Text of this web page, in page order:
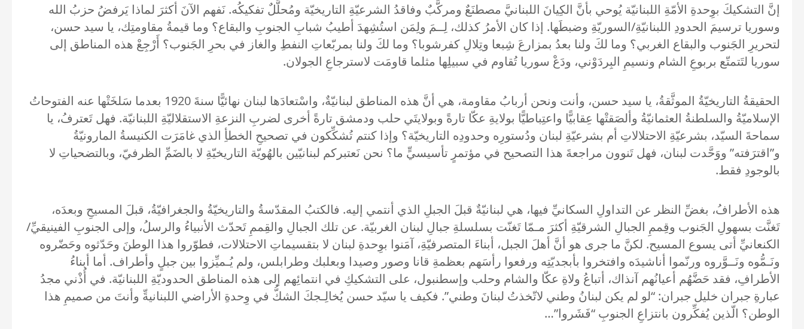
إنَّ التشكيكَ بوِحدةِ الأمّةِ اللبنانيّة يُوحي بأنَّ الكِيانَ اللبنانيَّ مصطنَعٌ ومركَّبٌ وفاقدُ الشرعيّةِ التاريخيّة ومُحلَّلٌ تفكيكُه. نَفهم الآنَ أكثرَ لماذا يَرفضُ حزبُ الله
وسوريا ترسيمَ الحدودِ اللبنانيّةِ/السوريّةِ وضبطَها. إذا كان الأمرُ كذلك، لِــمَ ولِمَن استُشِهدَ أطيبُ شبابِ الجنوبِ والبقاع؟ وما قيمةُ مقاومتِك، يا سيد حسن،
لتحريرِ الجَنوب والبقاع الغربي؟ وما لكَ ولنا بعدُ بمزارعَ شِبعا وتِلالِ كفرشوبا؟ وما لكَ ولنا بمربّعاتِ النفطِ والغاز في بحرِ الجَنوب؟ أَرْجِعْ هذه المناطق إلى
سوريا لتَتمتّع بربوعِ الشام ونسيمِ البِردَوْني، ودَعْ سوريا تُقاوم في سبيلِها مثلما قاومَت لاسترجاعِ الجولان.
الحقيقةُ التاريخيّةُ الموثَّقةُ، يا سيد حسن، وأنت ونحن أربابُ مقاومة، هي أنَّ هذه المناطق لبنانيّةٌ، واسْتعادَها لبنان نهائيًّا سنةَ 1920 بعدما سَلخَتْها عنه الفتوحاتُ
الإسلاميّةُ والسلطنةُ العثمانيّةُ وألصَقتْها عِقابيًّا واعتِباطيًّا بولايةِ عكّا تارةً وبولايتَي حلب ودمشق تارةً أخرى لضربِ النزعةِ الاستقلاليّةِ اللبنانيّة. فهل تَعترفُ، يا
سماحةَ السيّد، بشرعيّةِ الاحتلالاتِ أم بشرعيّةِ لبنان ودُستورِه وحدودِه التاريخيّة؟ وإذا كنتم تُشكِّكون في تصحيحِ الخطأِ الذي غامَرَت الكنيسةُ المارونيّةُ
و”اقترَفته” ووَحَّدت لبنان، فهل تَنوون مراجعةَ هذا التصحيح في مؤتمرٍ تأسيسيٍّ ما؟ نحن نَعتبركم لبنانيّين بالهُويّة التاريخيّةِ لا بالضَمِّ الظرفيّ، وبالتضحياتِ لا
بالوجودِ فقط.
هذه الأطرافُ، بغضِّ النظر عن التداولِ السكانيِّ فيها، هي لبنانيّةٌ قبلَ الجبلِ الذي أنتمي إليه. فالكتبُ المقدّسةُ والتاريخيّةُ والجغرافيّةُ، قبلَ المسيحِ وبعدَه،
تَغنَّت بسهولِ الجَنوب وقِممِ الجبالِ الشرقيّةِ أكثرَ مـمّا تَغنّت بسلسلةِ جبالِ لبنان الغربيّة. عن تلك الجبالِ والقِممِ تَحدّث الأنبياءُ والرسلُ، وإلى الجنوبِ الفينيقيِّ/
الكنعانيِّ أتى يسوع المسيح. لكنَّ ما جرى هو أنَّ أهلَ الجبل، أبناءَ المتصرفيّةِ، آمَنوا بوِحدةِ لبنان لا بتقسيماتِ الاحتلالات، فطوّروا هذا الوطنَ وحَدّثوه وحَضّروه
ونَـمُّوه ونَــوَّروه ورنّموا أناشيدَه وافتخروا بأبجديّتِه ورفعوا رأسَهم بعظمةِ قانا وصور وصيدا وبعلبك وطرابلس، ولم يُـميِّزوا بين جبلٍ وأطراف. أما أبناءُ
الأطرافِ، فقد حَضَّهُم أعيانُهم آنذاك، أتباعُ ولاةِ عكّا والشام وحلب وإسطنبول، على التشكيكِ في انتمائِهم إلى هذه المناطق الحدوديّةِ اللبنانيّة. في أُذْني مجدُ
عبارةِ جبران خليل جبران: “لو لم يكن لبنانُ وطني لاتّخذتُ لبنانَ وطني”. فكيف يا سيّد حسن يُخالِـجكَ الشكُّ في وِحدةِ الأراضي اللبنانيةِّ وأنتَ من صميمِ هذا
الوطن؟ الّذين يُفكِّرون بانتزاعِ الجنوبِ “فَشَروا”…